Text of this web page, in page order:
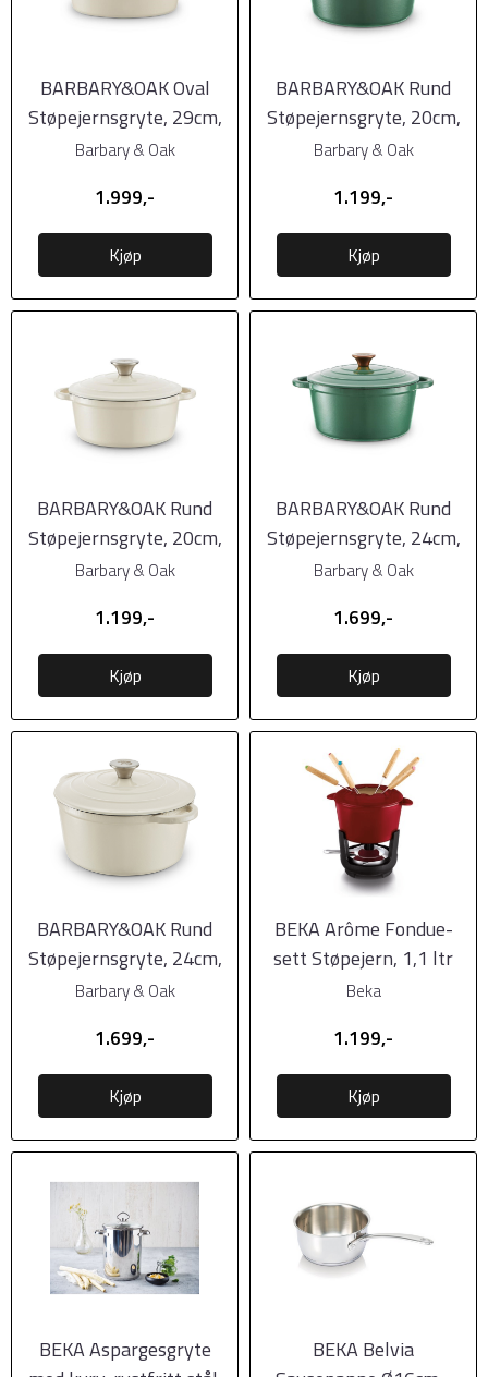
BARBARY&OAK Oval
Støpejernsgryte, 29cm,
Kremhvit, 3 liter
Barbary & Oak
1.999,-
Kjøp
BARBARY&OAK Rund
Støpejernsgryte, 20cm,
Grønn, 2 liter
Barbary & Oak
1.199,-
Kjøp
BARBARY&OAK Rund
Støpejernsgryte, 20cm,
Kremhvit, 2 liter
Barbary & Oak
1.199,-
Kjøp
BARBARY&OAK Rund
Støpejernsgryte, 24cm,
Grønn, 4 liter
Barbary & Oak
1.699,-
Kjøp
BARBARY&OAK Rund
Støpejernsgryte, 24cm,
Kremhvit, 4 liter
Barbary & Oak
1.699,-
Kjøp
BEKA Arôme Fondue-
sett Støpejern, 1,1 ltr
Beka
1.199,-
Kjøp
BEKA Aspargesgryte
BEKA Belvia